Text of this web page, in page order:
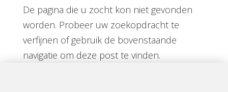
De pagina die u zocht kon niet gevonden
worden. Probeer uw zoekopdracht te
verfijnen of gebruik de bovenstaande
navigatie om deze post te vinden.